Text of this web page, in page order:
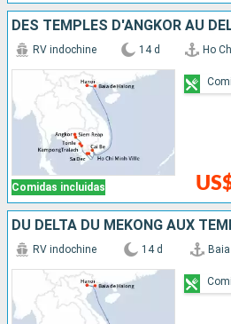
Comidas incluidas
RV indochine 14 d Ho
RV indochine 14 d